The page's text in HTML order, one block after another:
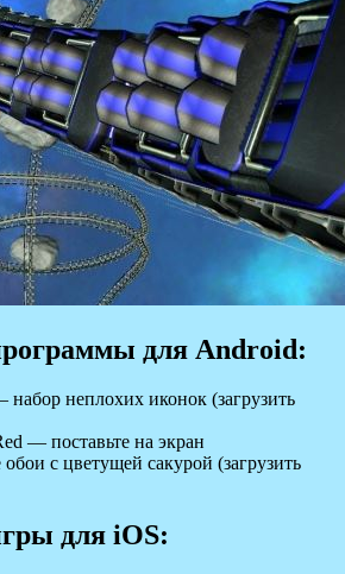
для Android:
неплохих иконок (загрузить
— поставьте на экран
с цветущей сакурой (загрузить
для iOS: